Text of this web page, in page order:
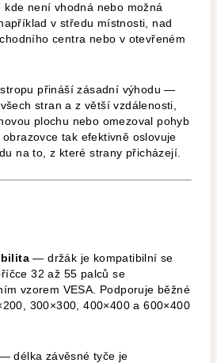
není vhodná nebo možná
v středu místnosti, nad
centra nebo v otevřeném
přináší zásadní výhodu —
stran a z větší vzdálenosti,
plochu nebo omezoval pohyb
tak efektivně oslovuje
na to, z které strany přicházejí.
— držák je kompatibilní se
32 až 55 palců se
vzorem VESA. Podporuje běžné
300×300, 400×400 a 600×400
— délka závěsné tyče je